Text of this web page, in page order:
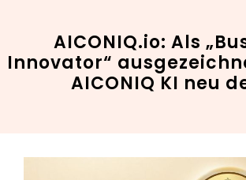
AICONIQ.io: Als
Innovator“
AICONIQ KI neu